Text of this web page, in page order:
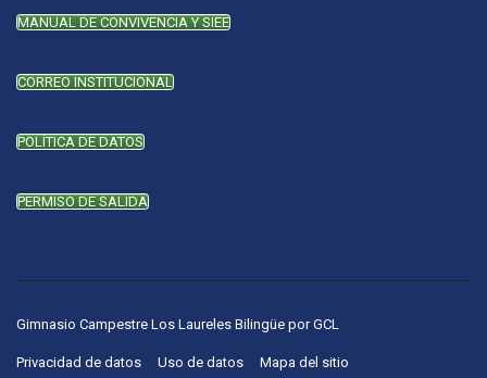
MANUAL DE CONVIVENCIA Y SIEE
CORREO INSTITUCIONAL
POLÍTICA DE DATOS
PERMISO DE SALIDA
Gimnasio Campestre Los Laureles Bilingüe porGCL
Privacidad de datos Uso de datos Mapa del sitio